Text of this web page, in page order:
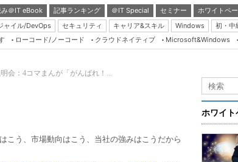
＠IT eBook 記事ランキング ＠IT Special セミナー
ホワイトペ
ャイル/DevOps セキュリティ キャリア&スキル Windows 初・中
Server & Storage
Database Expert
ローコード/ノーコード クラウドネイティブ Microsoft&Windows
会：4コマまんが「がんばれ！...
こう、市場動向はこう、当社の強みはこうだから
ホワイト